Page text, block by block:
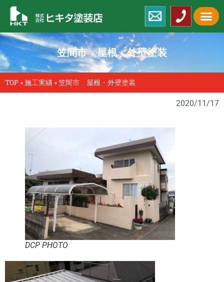
笠間市 屋根・外壁塗装
TOP »施工実績 »笠間市 屋根・外壁塗装
2020/11/17
DCP PHOTO